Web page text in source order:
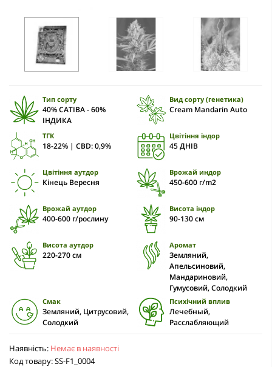
Наявність: Немає в наявності
Код товару: SS-F1_0004
Тип сорту
40% САТІВА - 60%
ІНДИКА
Вид сорту (генетика)
Cream Mandarin Auto
ТГК
18-22% | CBD: 0,9%
Цвітіння індор
45 ДНІВ
Цвітіння аутдор
Кінець Вересня
Врожай индор
450-600 г/m2
Врожай аутдор
400-600 г/рослину
Висота індор
90-130 cм
Висота аутдор
220-270 см
Аромат
Земляний,
Апельсиновий,
Мандариновий,
Гумусовий, Солодкий
Смак
Земляний, Цитрусовий,
Солодкий
Психічний вплив
Лечебный,
Расслабляющий